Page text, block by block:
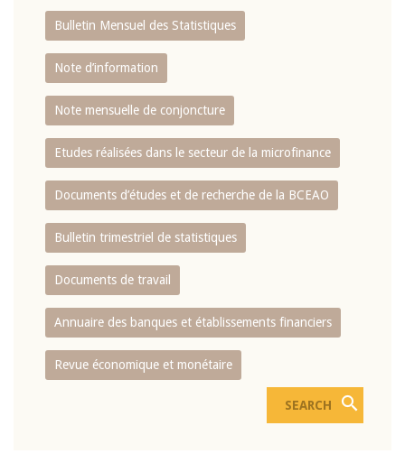
Bulletin Mensuel des Statistiques
Note d’information
Note mensuelle de conjoncture
Etudes réalisées dans le secteur de la microfinance
Documents d’études et de recherche de la BCEAO
Bulletin trimestriel de statistiques
Documents de travail
Annuaire des banques et établissements financiers
Revue économique et monétaire